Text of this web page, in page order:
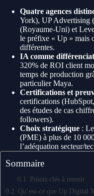
Quatre agences
York), UP
(Royaume-Uni) et
le préfixe « Up » mais
différentes.
IA comme
320% de ROI client
temps de production
particulier Maya.
Certifications et
certifications
des études de cas
followers).
Choix stratégique :
(PME) à plus de 10
l’adéquation secteur/
Sommaire
Points clés à retenir
Qu’est-ce que Up Digital